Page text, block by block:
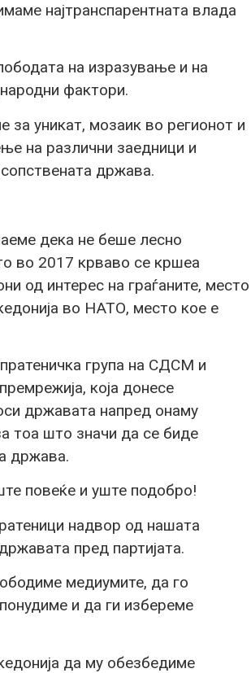
најтранспарентната влада
на изразување и на
фактори.
уникат, мозаик во регионот и
на различни заедници и
држава.
дека не беше лесно
во 2017 крваво се кршеа
од интерес на граѓаните, место
во НАТО, место кое е
група на СДСМ и
која донесе
државата напред онаму
тоа што значи да се биде
држава.
повеќе и уште подобро!
надвор од нашата
пред партијата.
медиумите, да го
и да ги избереме
да му обезбедиме